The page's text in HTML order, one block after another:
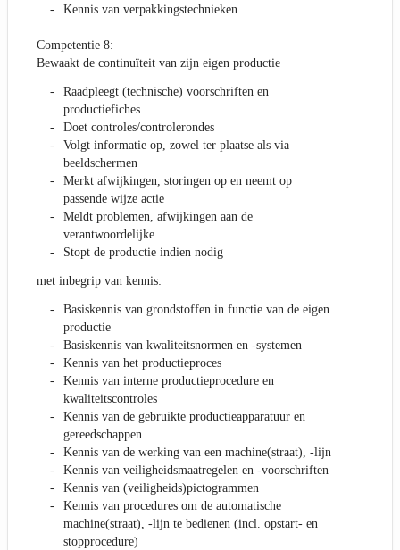
Kennis van verpakkingstechnieken
Competentie 8:
Bewaakt de continuïteit van zijn eigen productie
Raadpleegt (technische) voorschriften en
productiefiches
Doet controles/controlerondes
Volgt informatie op, zowel ter plaatse als via
beeldschermen
Merkt afwijkingen, storingen op en neemt op
passende wijze actie
Meldt problemen, afwijkingen aan de
verantwoordelijke
Stopt de productie indien nodig
met inbegrip van kennis:
Basiskennis van grondstoffen in functie van de eigen
productie
Basiskennis van kwaliteitsnormen en -systemen
Kennis van het productieproces
Kennis van interne productieprocedure en
kwaliteitscontroles
Kennis van de gebruikte productieapparatuur en
gereedschappen
Kennis van de werking van een machine(straat), -lijn
Kennis van veiligheidsmaatregelen en -voorschriften
Kennis van (veiligheids)pictogrammen
Kennis van procedures om de automatische
machine(straat), -lijn te bedienen (incl. opstart- en
stopprocedure)